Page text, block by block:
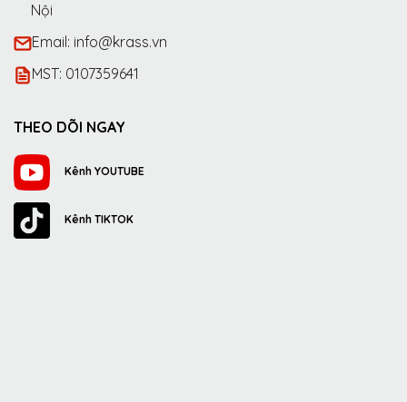
Nội
Email: info@krass.vn
MST: 0107359641
THEO DÕI NGAY
Kênh YOUTUBE
Kênh TIKTOK